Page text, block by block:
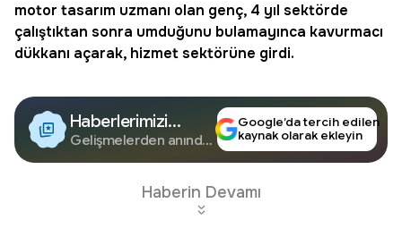
motor tasarım uzmanı olan genç, 4 yıl sektörde
çalıştıktan sonra umduğunu bulamayınca kavurmacı
dükkanı açarak, hizmet sektörüne girdi.
Haberlerimizi
Google'da Takip
Edin
Gelişmelerden anında
Google’da tercih edilen
kaynak olarak ekleyin
Haberin Devamı